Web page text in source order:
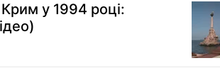
у 1994 році: